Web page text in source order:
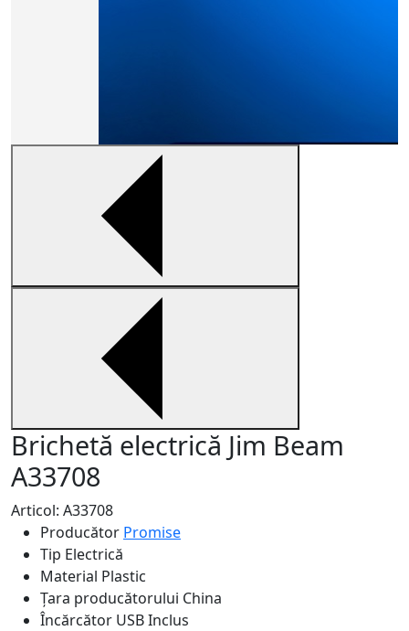
Brichetă electrică Jim Beam
A33708
Articol: A33708
Producător Promise
Tip Electrică
Material Plastic
Țara producătorului China
Încărcător USBInclus